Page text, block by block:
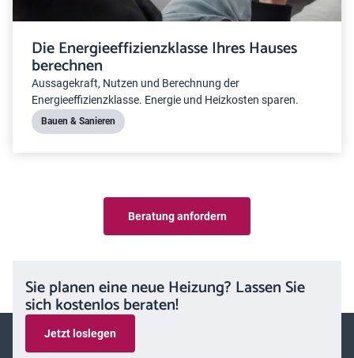
Die Energieeffizienzklasse Ihres Hauses
berechnen
Aussagekraft, Nutzen und Berechnung der
Energieeffizienzklasse. Energie und Heizkosten sparen.
Bauen & Sanieren
Beratung anfordern
Sie planen eine neue Heizung? Lassen Sie
sich kostenlos beraten!
Jetzt loslegen